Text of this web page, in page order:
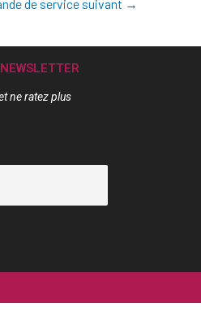
de service suivant →
ne ratez plus